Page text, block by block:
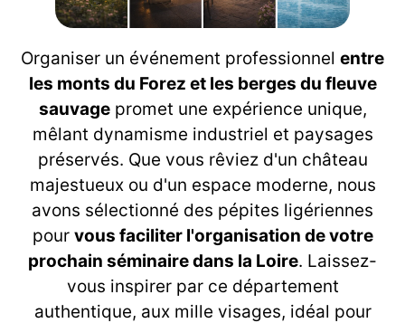
Organiser un événement professionnel entre
les monts du Forez et les berges du fleuve
sauvagepromet une expérience unique,
mêlant dynamisme industriel et paysages
préservés. Que vous rêviez d'un château
majestueux ou d'un espace moderne, nous
avons sélectionné des pépites ligériennes
pour vous faciliter l'organisation de votre
prochain séminaire dans la Loire. Laissez-
vous inspirer par ce département
authentique, aux mille visages, idéal pour